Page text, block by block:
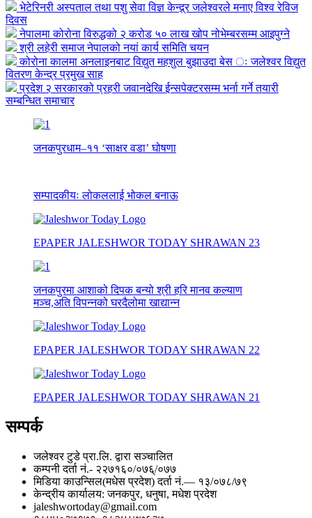
भेटेरिनरी अस्पताल तथा पशु सेवा विज्ञ केन्द्र्र जलेश्वरले मनाए विश्व रेविज
दिवस
नेपालमा कोरोना विरुद्धको २ करोड ५० लाख खोप नोभेम्बरसम्म आइपुग्ने
श्री लहेरी समाज नेपालको नयां कार्य समिति चयन
कोरोना कालमा अनलाइनबाट विद्युत महशुल बुझाउदा बेस ः जलेश्वर विद्युत
वितरण केन्द्र प्रमुख साह
प्रदेश २ सरकारको प्रहरी जवानदेखि ईन्सपेक्टरसम्म भर्ना गर्ने तयारी
सम्बन्धित समाचार
जनकपुरधाम–११ ‘साक्षर वडा’ घोषणा
सम्पादकीयः लोकललाई भोकल बनाऊ
EPAPER JALESHWOR TODAY SHRAWAN 23
जनकपुरमा आशाको दिपक बन्यो श्री हरि मानव कल्याण
मञ्च,अति विपन्नको घरदैलोमा खाद्यान्न
EPAPER JALESHWOR TODAY SHRAWAN 22
EPAPER JALESHWOR TODAY SHRAWAN 21
सम्पर्क
जलेश्वर टुडे प्रा.लि. द्वारा सञ्चालित
कम्पनी दर्ता नं.- २२७१६०/०७६्/०७७
मिडिया काउन्सिल(मधेस प्रदेश) दर्ता नं.— १३/०७८/७९
केन्द्रीय कार्यालय: जनकपुर, धनुषा, मधेश प्रदेश
jaleshwortoday@gmail.com